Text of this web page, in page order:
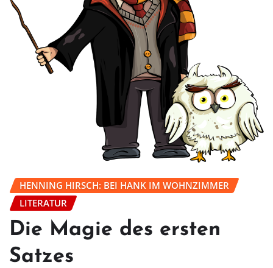
HENNING HIRSCH: BEI HANK IM WOHNZIMMER
LITERATUR
Die Magie des ersten
Satzes